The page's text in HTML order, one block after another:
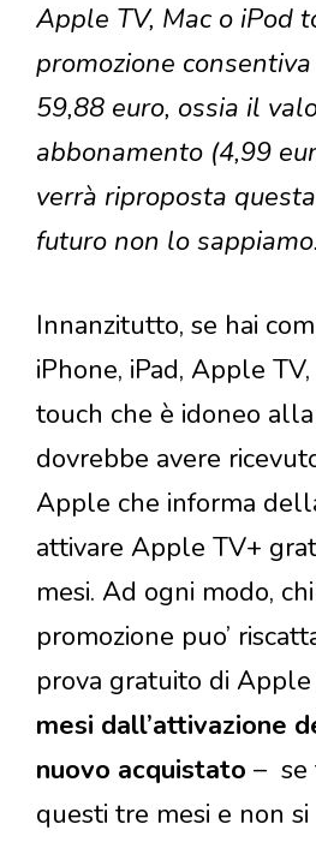
Apple TV, Mac o iPod
promozione
59,88 euro, ossia il
abbonamento (4,99
verrà riproposta
futuro non lo sappiamo.
Innanzitutto, se hai
iPhone, iPad, Apple
touch che è idoneo
dovrebbe avere
Apple che informa
attivare Apple TV+
mesi. Ad ogni modo,
promozione puo’
prova gratuito di
mesi dall’attivazione
nuovo acquistato – se
questi tre mesi e non